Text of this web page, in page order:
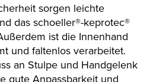
sorgen leichte
das schoeller®-keprotec®
ist die Innenhand
und faltenlos verarbeitet.
an Stulpe und Handgelenk